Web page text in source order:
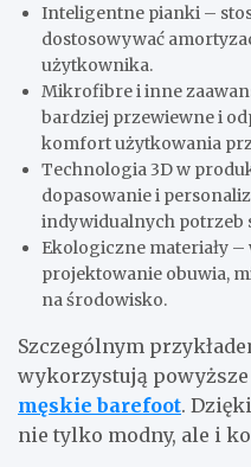
Inteligentne pianki –
dostosowywać
użytkownika.
Mikrofibre i inne
bardziej przewiewne i
komfort użytkowania
Technologia 3D w
dopasowanie i
indywidualnych potrzeb
Ekologiczne materiały
projektowanie obuwia,
na środowisko.
Szczególnym
wykorzystują
męskie barefoot.
nie tylko modny, ale i